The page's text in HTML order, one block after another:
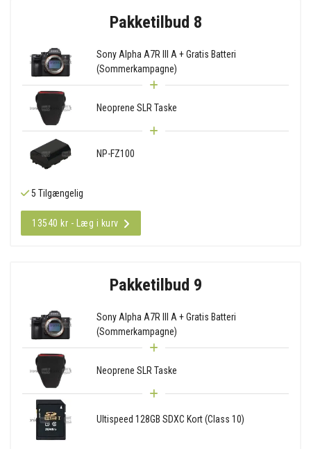
Pakketilbud 8
Sony Alpha A7R III A + Gratis Batteri
(Sommerkampagne)
Neoprene SLR Taske
NP-FZ100
5 Tilgængelig
13540 kr - Læg i kurv
Pakketilbud 9
Sony Alpha A7R III A + Gratis Batteri
(Sommerkampagne)
Neoprene SLR Taske
Ultispeed 128GB SDXC Kort (Class 10)